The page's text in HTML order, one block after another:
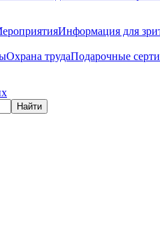
Информация для
Охрана трудаПодарочные
Найти